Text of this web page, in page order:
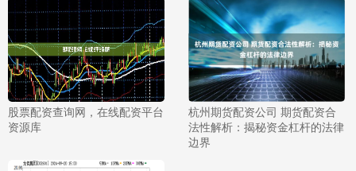
股票配资查询网，在线配资平台
资源库
杭州期货配资公司 期货配资合
法性解析：揭秘资金杠杆的法律
边界